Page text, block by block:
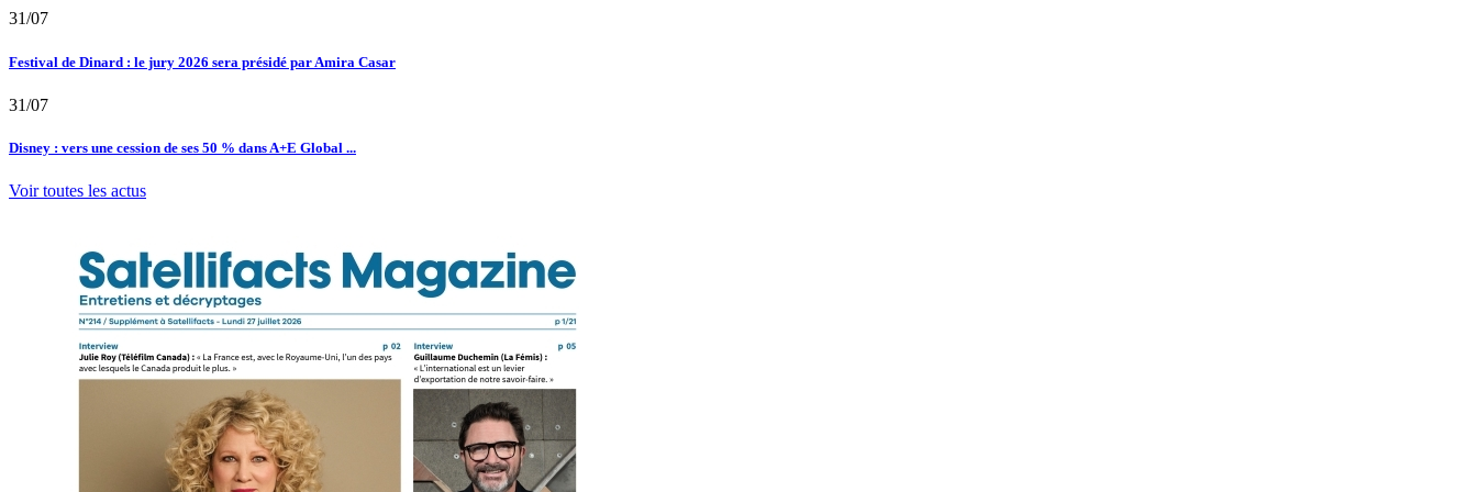
31/07
Festival de Dinard : le jury 2026 sera présidé par Amira Casar
31/07
Disney : vers une cession de ses 50 % dans A+E Global ...
Voir toutes les actus